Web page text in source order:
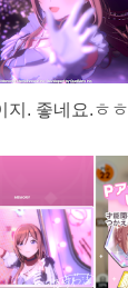
지. 좋네요.ㅎㅎ